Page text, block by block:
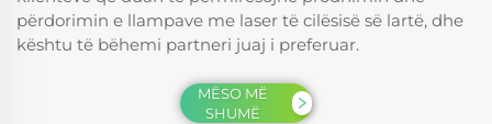
përdorimin e llampave me laser të cilësisë së lartë, dhe
kështu të bëhemi partneri juaj i preferuar.
MËSO MË
SHUMË